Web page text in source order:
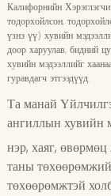
Калифорнийн
тодорхойлсон,
үзнэ үү) хувийн
доор харуулав, бидний
хувийн мэдээллийг
гуравдагч этгээдүүд.
Та манай
ангиллын хувийн
нэр, хаяг,
таны
төхөөрөмжтэй